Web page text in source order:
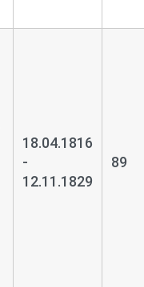
18.04.1816
-
12.11.1829
89